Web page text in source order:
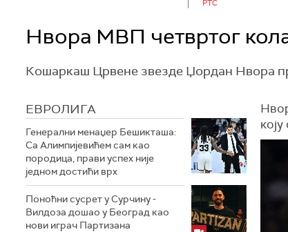
РТС
Нвора МВП четвртог
Кошаркаш Црвене звезде Џордан Нвора
ЕВРОЛИГА
Генерални менаџер Бешикташа:
Са Алимпијевићем сам као
породица, прави успех није
једном достићи врх
Поноћни сусрет у Сурчину -
Вилдоза дошао у Београд као
нови играч Партизана